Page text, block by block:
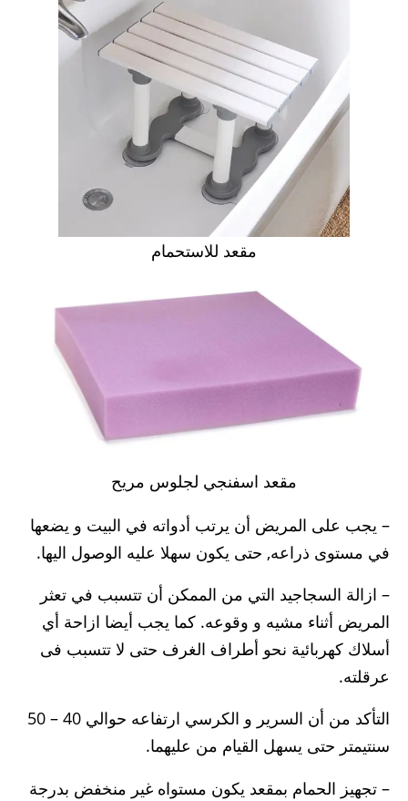
مقعد للاستحمام
مقعد اسفنجي لجلوس مريح
– يجب على المريض أن يرتب أدواته في البيت و يضعها
في مستوى ذراعه, حتى يكون سهلا عليه الوصول اليها.
– ازالة السجاجيد التي من الممكن أن تتسبب في تعثر
المريض أثناء مشيه و وقوعه. كما يجب أيضا ازاحة أي
أسلاك كهربائية نحو أطراف الغرف حتى لا تتسبب فى
عرقلته.
التأكد من أن السرير و الكرسي ارتفاعه حوالي 40 – 50
سنتيمتر حتى يسهل القيام من عليهما.
– تجهيز الحمام بمقعد يكون مستواه غير منخفض بدرجة